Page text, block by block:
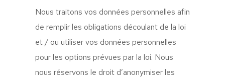
Nous traitons vos données personnelles afin
de remplir les obligations découlant de la loi
et / ou utiliser vos données personnelles
pour les options prévues par la loi. Nous
nous réservons le droit d’anonymiser les